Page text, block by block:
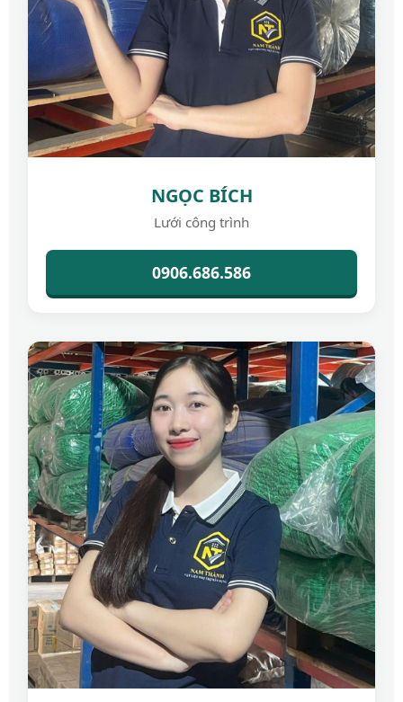
NGỌC BÍCH
Lưới công trình
0906.686.586